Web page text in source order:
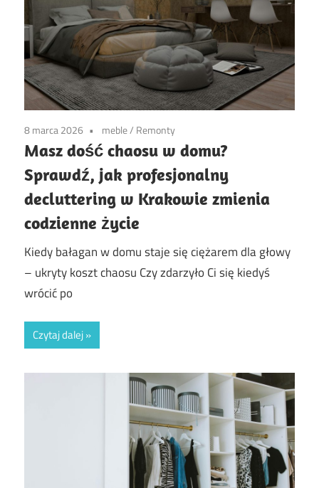
8 marca 2026 meble/ Remonty
Masz dość chaosu w domu?
Sprawdź, jak profesjonalny
decluttering w Krakowie zmienia
codzienne życie
Kiedy bałagan w domu staje się ciężarem dla głowy
– ukryty koszt chaosu Czy zdarzyło Ci się kiedyś
wrócić po
Czytaj dalej